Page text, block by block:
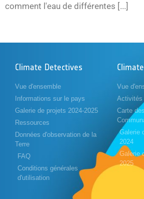
comment l'eau de différentes [...]
Climate Detectives
Vue d'ensemble
Informations sur le pays
Galerie de projets 2024-2025
Ressources
Données d'observation de la
Terre
FAQ
Conditions générales
d'utilisation
Vue
Activités
Carte
Galerie
2024
Galerie
2025